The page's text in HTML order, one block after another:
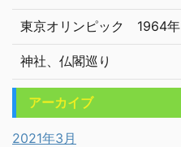
東京オリンピック 1964年
神社、仏閣巡り
アーカイブ
2021年3月